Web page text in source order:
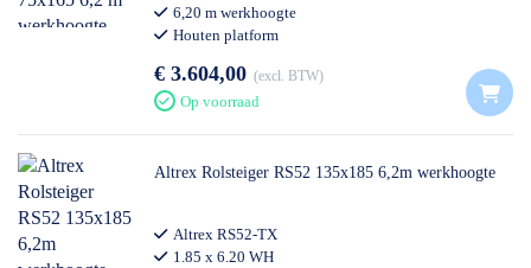
6,20 m werkhoogte
Houten platform
€ 3.604,00 excl. BTW
Op voorraad
Altrex Rolsteiger RS52 135x185 6,2m werkhoogte
Altrex RS52-TX
1.85 x 6.20 WH